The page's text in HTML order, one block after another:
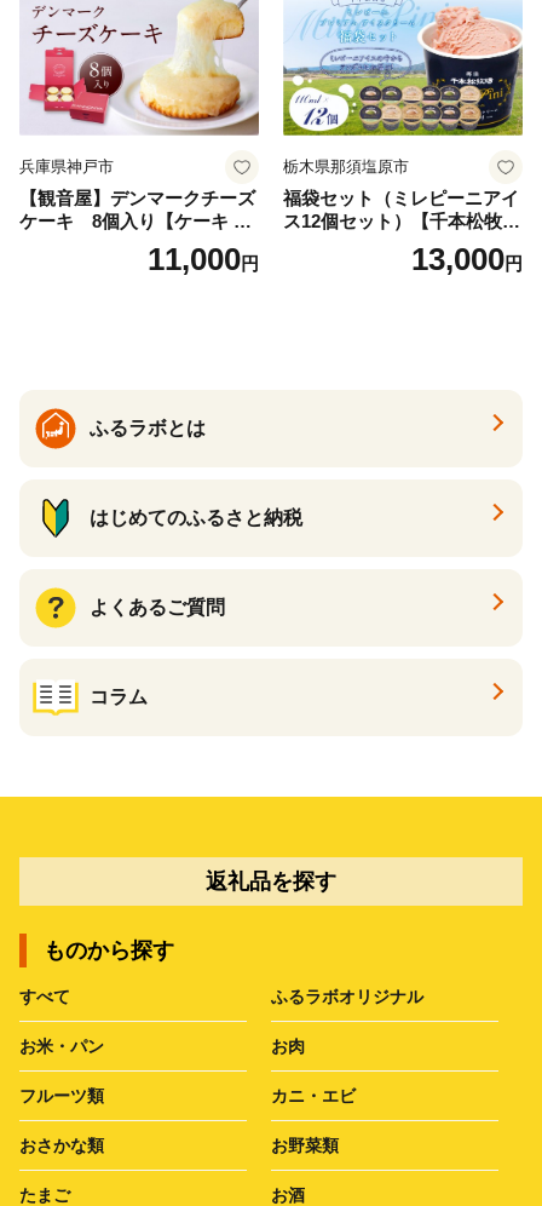
兵庫県神戸市
【観音屋】デンマークチーズ
ケーキ 8個入り【ケーキ チ
ーズケーキ 人気スイーツ お
すすめスイーツ 神戸スイー
11,000円
栃木県那須塩原市
福袋セット（ミレピーニアイ
ス12個セット）【千本松牧
場】 ns025-014-12 【デザー
ト 詰め合わせ ギフト】
13,000円
ふるラボとは
はじめてのふるさと納税
よくあるご質問
コラム
返礼品を探す
ものから探す
すべて ふるラボオリジナル
お米・パン お肉
フルーツ類 カニ・エビ
おさかな類 お野菜類
たまご お酒